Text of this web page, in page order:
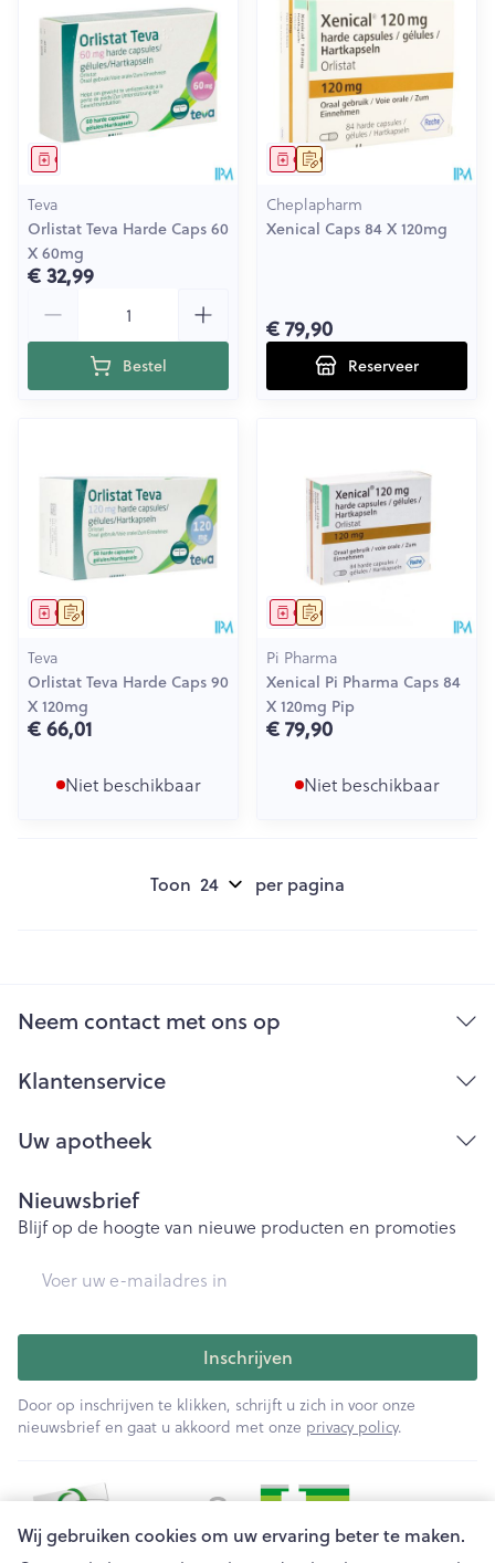
Wij gebruiken cookies om uw ervaring beter te maken.
Geneesmiddel
Teva
Orlistat Teva Harde Caps 60
X 60mg
€ 32,99
Bestel
Op voorschrift
Geneesmiddel
Cheplapharm
Xenical Caps 84 X 120mg
€ 79,90
Reserveer
Op voorschrift
Geneesmiddel
Teva
Orlistat Teva Harde Caps 90
X 120mg
€ 66,01
Niet beschikbaar
Op voorschrift
Geneesmiddel
Pi Pharma
Xenical Pi Pharma Caps 84
X 120mg Pip
€ 79,90
Niet beschikbaar
Toon per pagina
Neem contact met ons op
Klantenservice
Uw apotheek
Nieuwsbrief
Blijf op de hoogte van nieuwe producten en promoties
Inschrijven
Door op inschrijven te klikken, schrijft u zich in voor onze
nieuwsbrief en gaat u akkoord met onze privacy policy.